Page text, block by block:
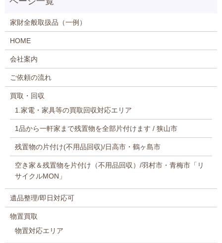
家財全般取扱品（一例）
HOME
会社案内
ご依頼の流れ
買取・回収
1.家電・家具等の買取回収対応エリア
1品から一軒家まで残置物を全部片付けます / 狭山市
残置物の片付け(不用品回収)/日高市・鶴ヶ島市
空き家＆残置物を片付け（不用品回収）/羽村市・青梅市「リ
サイクルMON」
遺品整理/即日対応可
物置買取
物置対応エリア